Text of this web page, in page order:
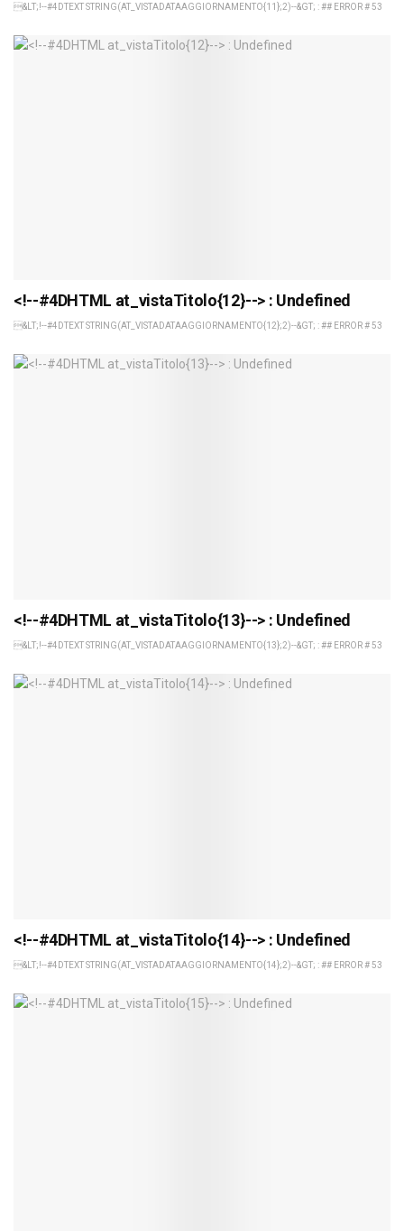
&LT;!--#4DTEXT STRING(AT_VISTADATAAGGIORNAMENTO{11};2)--&GT; : ## ERROR # 53
<!--#4DHTML at_vistaTitolo{12}--> : Undefined
&LT;!--#4DTEXT STRING(AT_VISTADATAAGGIORNAMENTO{12};2)--&GT; : ## ERROR # 53
<!--#4DHTML at_vistaTitolo{13}--> : Undefined
&LT;!--#4DTEXT STRING(AT_VISTADATAAGGIORNAMENTO{13};2)--&GT; : ## ERROR # 53
<!--#4DHTML at_vistaTitolo{14}--> : Undefined
&LT;!--#4DTEXT STRING(AT_VISTADATAAGGIORNAMENTO{14};2)--&GT; : ## ERROR # 53